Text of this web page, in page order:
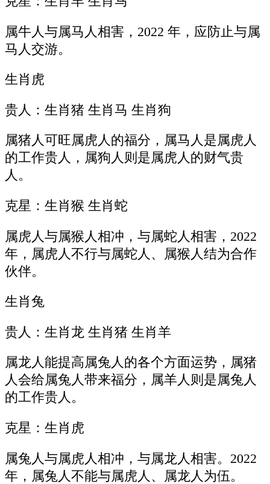
属牛人与属马人相害，2022 年，应防止与属
马人交游。
生肖虎
贵人：生肖猪 生肖马 生肖狗
属猪人可旺属虎人的福分，属马人是属虎人
的工作贵人，属狗人则是属虎人的财气贵
人。
克星：生肖猴 生肖蛇
属虎人与属猴人相冲，与属蛇人相害，2022
年，属虎人不行与属蛇人、属猴人结为合作
伙伴。
生肖兔
贵人：生肖龙 生肖猪 生肖羊
属龙人能提高属兔人的各个方面运势，属猪
人会给属兔人带来福分，属羊人则是属兔人
的工作贵人。
克星：生肖虎
属兔人与属虎人相冲，与属龙人相害。2022
年，属兔人不能与属虎人、属龙人为伍。